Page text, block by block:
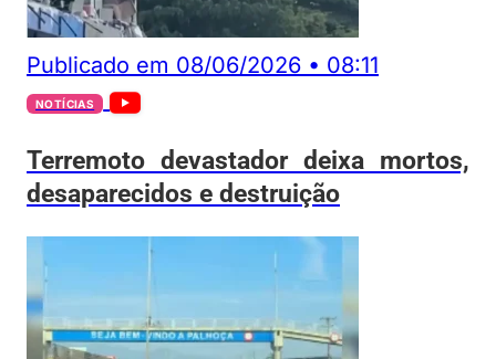
Publicado em 08/06/2026 • 08:11
NOTÍCIAS
Terremoto devastador deixa mortos,
desaparecidos e destruição